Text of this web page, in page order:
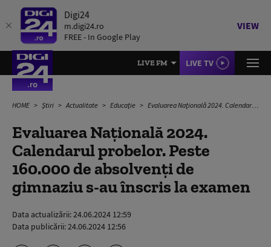
Digi24
m.digi24.ro
FREE - In Google Play
VIEW
LIVE FM LIVE TV
HOME Știri Actualitate Educație Evaluarea Naţională 2024. Calendarul probelor. Peste 160.000 de absolvenţi de gimnaziu s-au înscris la examen
Evaluarea Naţională 2024.
Calendarul probelor. Peste
160.000 de absolvenţi de
gimnaziu s-au înscris la examen
Data actualizării:24.06.2024 12:59
Data publicării:24.06.2024 12:56